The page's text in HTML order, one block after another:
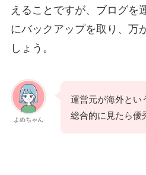
えることですが、ブログを
にバックアップを取り、万
しょう。
よめちゃん
運営元が海外と
総合的に見たら優